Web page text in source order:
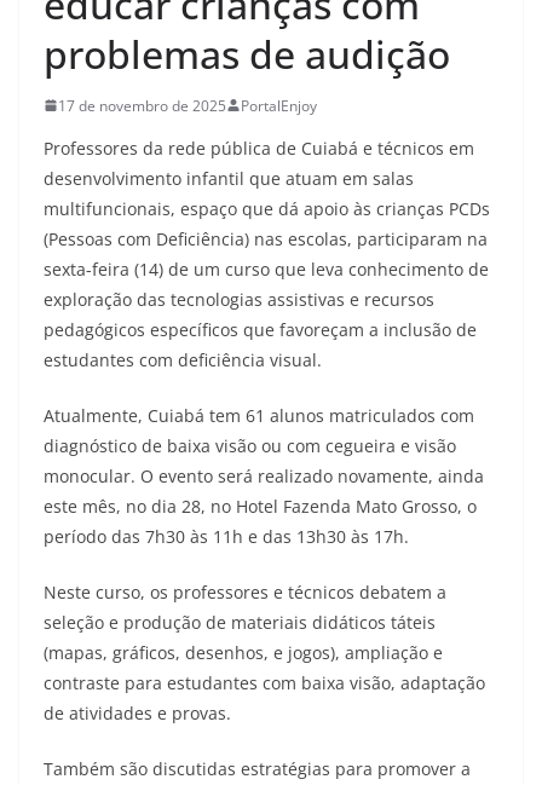
problemas de audição
17 de novembro de 2025 PortalEnjoy
Professores da rede pública de Cuiabá e técnicos em
desenvolvimento infantil que atuam em salas
multifuncionais, espaço que dá apoio às crianças PCDs
(Pessoas com Deficiência) nas escolas, participaram na
sexta-feira (14) de um curso que leva conhecimento de
exploração das tecnologias assistivas e recursos
pedagógicos específicos que favoreçam a inclusão de
estudantes com deficiência visual.
Atualmente, Cuiabá tem 61 alunos matriculados com
diagnóstico de baixa visão ou com cegueira e visão
monocular. O evento será realizado novamente, ainda
este mês, no dia 28, no Hotel Fazenda Mato Grosso, o
período das 7h30 às 11h e das 13h30 às 17h.
Neste curso, os professores e técnicos debatem a
seleção e produção de materiais didáticos táteis
(mapas, gráficos, desenhos, e jogos), ampliação e
contraste para estudantes com baixa visão, adaptação
de atividades e provas.
Também são discutidas estratégias para promover a